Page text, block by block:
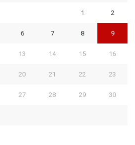
1 2
6 7 8 9
13 14 15 16
20 21 22 23
27 28 29 30